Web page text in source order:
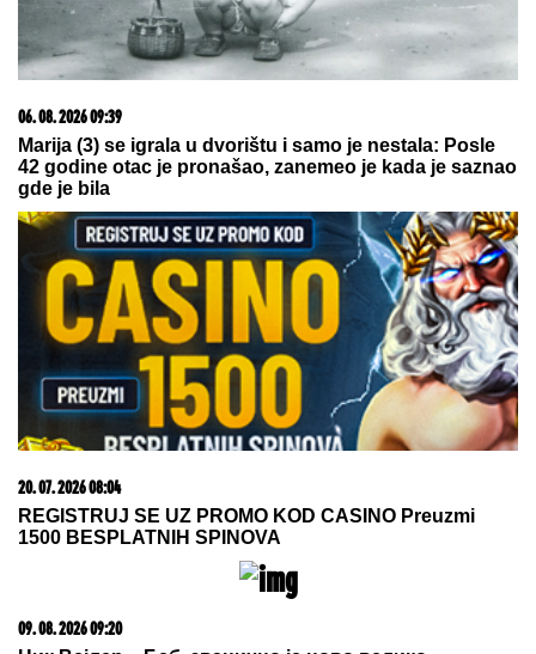
09. 07. 2026 09:20
Komfor po meri klijenata: nova linija paketa ALTA
07. 08. 2026 09:14
Сазнања „Политике”: Црна Гора следећа у војном
савезу Загреба, Тиране и Приштине
09. 08. 2026 10:32
Вучић: Стари железнички мост биће најмодернија